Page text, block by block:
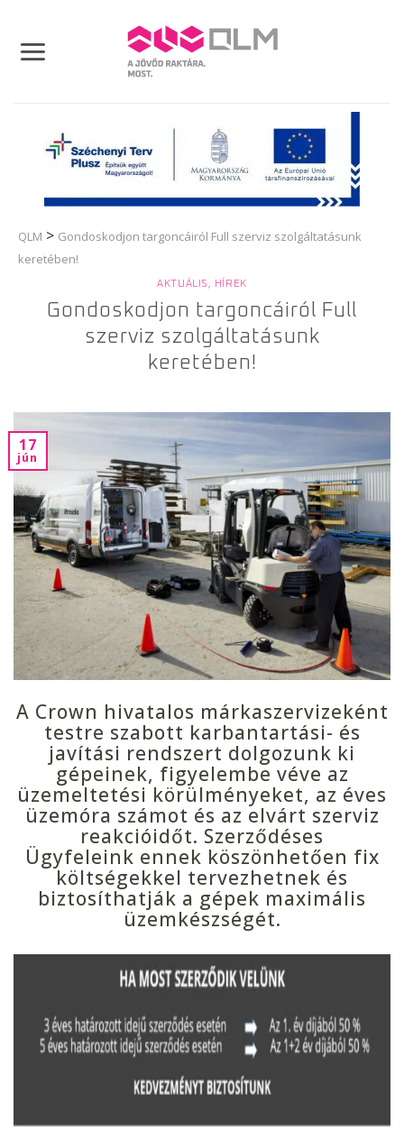
content
QLM > Gondoskodjon targoncáiról Full szerviz szolgáltatásunk
keretében!
AKTUÁLIS HÍREK
Gondoskodjon targoncáiról Full
szerviz szolgáltatásunk
keretében!
17
jún
A Crown hivatalos márkaszervizeként
testre szabott karbantartási- és
javítási rendszert dolgozunk ki
gépeinek, figyelembe véve az
üzemeltetési körülményeket, az éves
üzemóra számot és az elvárt szerviz
reakcióidőt. Szerződéses
Ügyfeleink ennek köszönhetően fix
költségekkel tervezhetnek és
biztosíthatják a gépek maximális
üzemkészségét.